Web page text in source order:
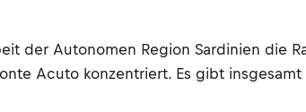
der Autonomen Region Sardinien die
Acuto konzentriert. Es gibt